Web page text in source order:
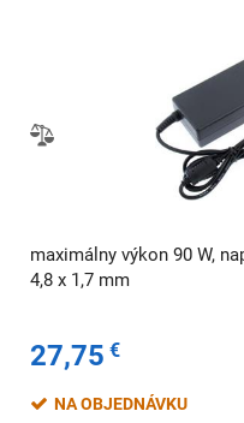
maximálny výkon 90 W,
4,8 x 1,7 mm
27,75 €
NA OBJEDNÁVKU